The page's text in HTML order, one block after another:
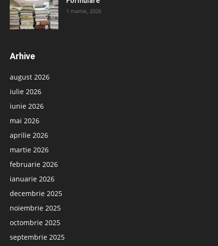
1 martie, 2026
Arhive
august 2026
iulie 2026
iunie 2026
mai 2026
aprilie 2026
martie 2026
februarie 2026
ianuarie 2026
decembrie 2025
noiembrie 2025
octombrie 2025
septembrie 2025